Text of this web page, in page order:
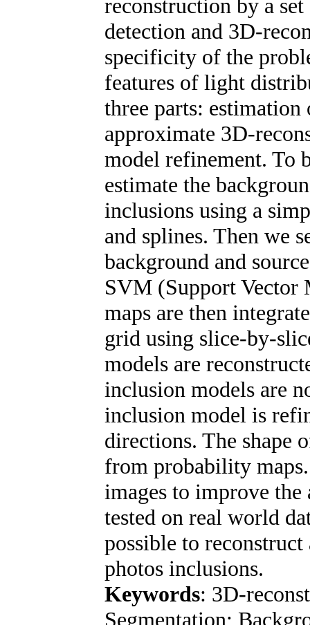
reconstruction by a
detection and 3D-
specificity of the
features of light
three parts:
approximate 3D-
model refinement. To
estimate the
inclusions using a
and splines. Then we
background and
SVM (Support Vector
maps are then
grid using slice-by-
models are
inclusion models are
inclusion model is
directions. The shape
from probability maps.
images to improve the
tested on real world
possible to
photos inclusions.
Keywords: 3D-
Segmentation;